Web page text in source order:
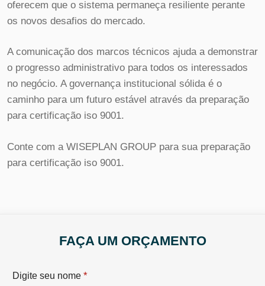
oferecem que o sistema permaneça resiliente perante
os novos desafios do mercado.
A comunicação dos marcos técnicos ajuda a demonstrar
o progresso administrativo para todos os interessados
no negócio. A governança institucional sólida é o
caminho para um futuro estável através da preparação
para certificação iso 9001.
Conte com a WISEPLAN GROUP para sua preparação
para certificação iso 9001.
FAÇA UM ORÇAMENTO
Digite seu nome *